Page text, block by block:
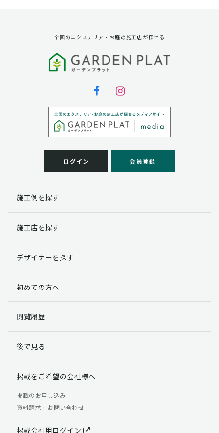
第三者への提供
弊社は法律で定められている場合を除いて、お客様の個
個人情報の取扱い業務の委託
弊社は事業運営上、お客様により良いサービスを提供す
るために業務の一部を外部に委託しており、業務委託先
客様には、貴殿の個人情報の利用目的の通知、開示、訂
理・機密保持などによりお客様の個人情報の漏洩防止に
個人情報提出の任意性
す。
らかじめご了承ください。
個人情報の開示請求について
る権利があります。
「個人情報の取り扱いについて」
【お問合せ先】 個人情報問合せ窓口
TEL：03-5411-7891（平日9:00 ～ 18:00）
全国のエクステリア・お庭の施工店が探せる
ログイン 会員登録
施工例を探す
施工店を探す
デザイナーを探す
初めての方へ
閲覧履歴
後で見る
掲載をご希望の会社様へ
掲載のお申し込み
資料請求・お問い合わせ
掲載会社用ログイン